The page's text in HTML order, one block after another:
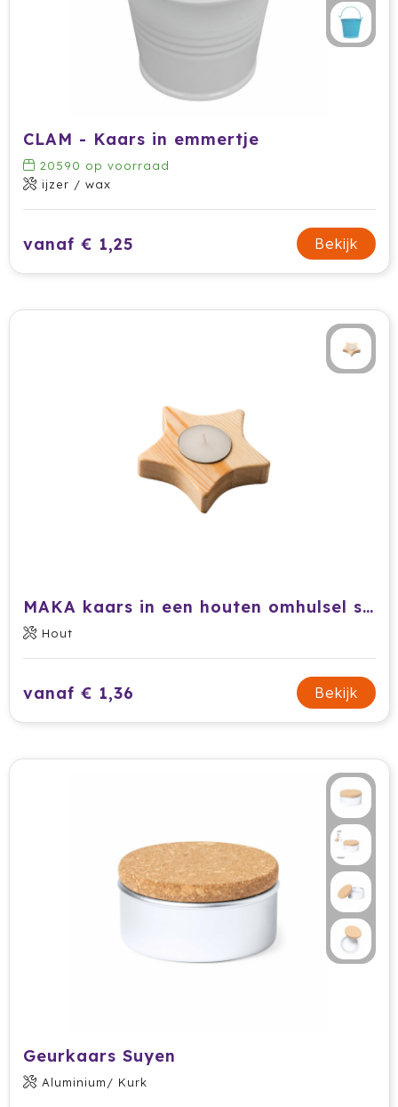
CLAM - Kaars in emmertje
20590 op voorraad
ijzer / wax
vanaf € 1,25 Bekijk
MAKA kaars in een houten omhulsel ster
Hout
vanaf € 1,36 Bekijk
Geurkaars Suyen
Aluminium/ Kurk